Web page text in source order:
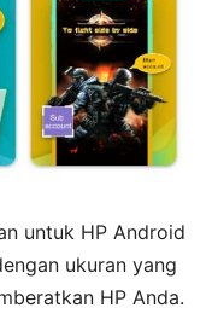
untuk HP Android
ukuran yang
HP Anda.